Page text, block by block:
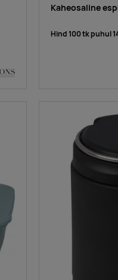
Kaheosaline
Hind 100 tk puhul